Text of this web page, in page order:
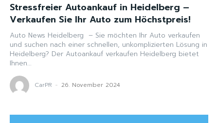
Stressfreier Autoankauf in Heidelberg –
Verkaufen Sie Ihr Auto zum Höchstpreis!
Auto News Heidelberg – Sie möchten Ihr Auto verkaufen
und suchen nach einer schnellen, unkomplizierten Lösung in
Heidelberg? Der Autoankauf verkaufen Heidelberg bietet
Ihnen...
CarPR - 26. November 2024